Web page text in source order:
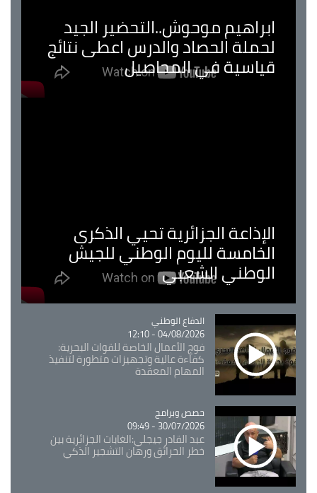
ابراهيم موحوش..التحضير الجيد
لحملة الحصاد والدرس اعطى نتائج
قياسية في المحاصيل
الإذاعة الجزائرية تحيي الذكرى
الخامسة لليوم الوطني للجيش
الوطني الشعبي
Catégorie
الدفاع الوطني
04/08/2026 - 12:10
فوج الأعمال الخاصة للقوات البحرية:
كفاءة عالية وتجهيزات متطورة لتنفيذ
المهام المعقدة
Catégorie
حصص وبرامج
30/07/2026 - 09:49
عبد القادر جيجلي:الغابات الجزائرية بين
خطر الحرائق ورهان التشجير الذكي